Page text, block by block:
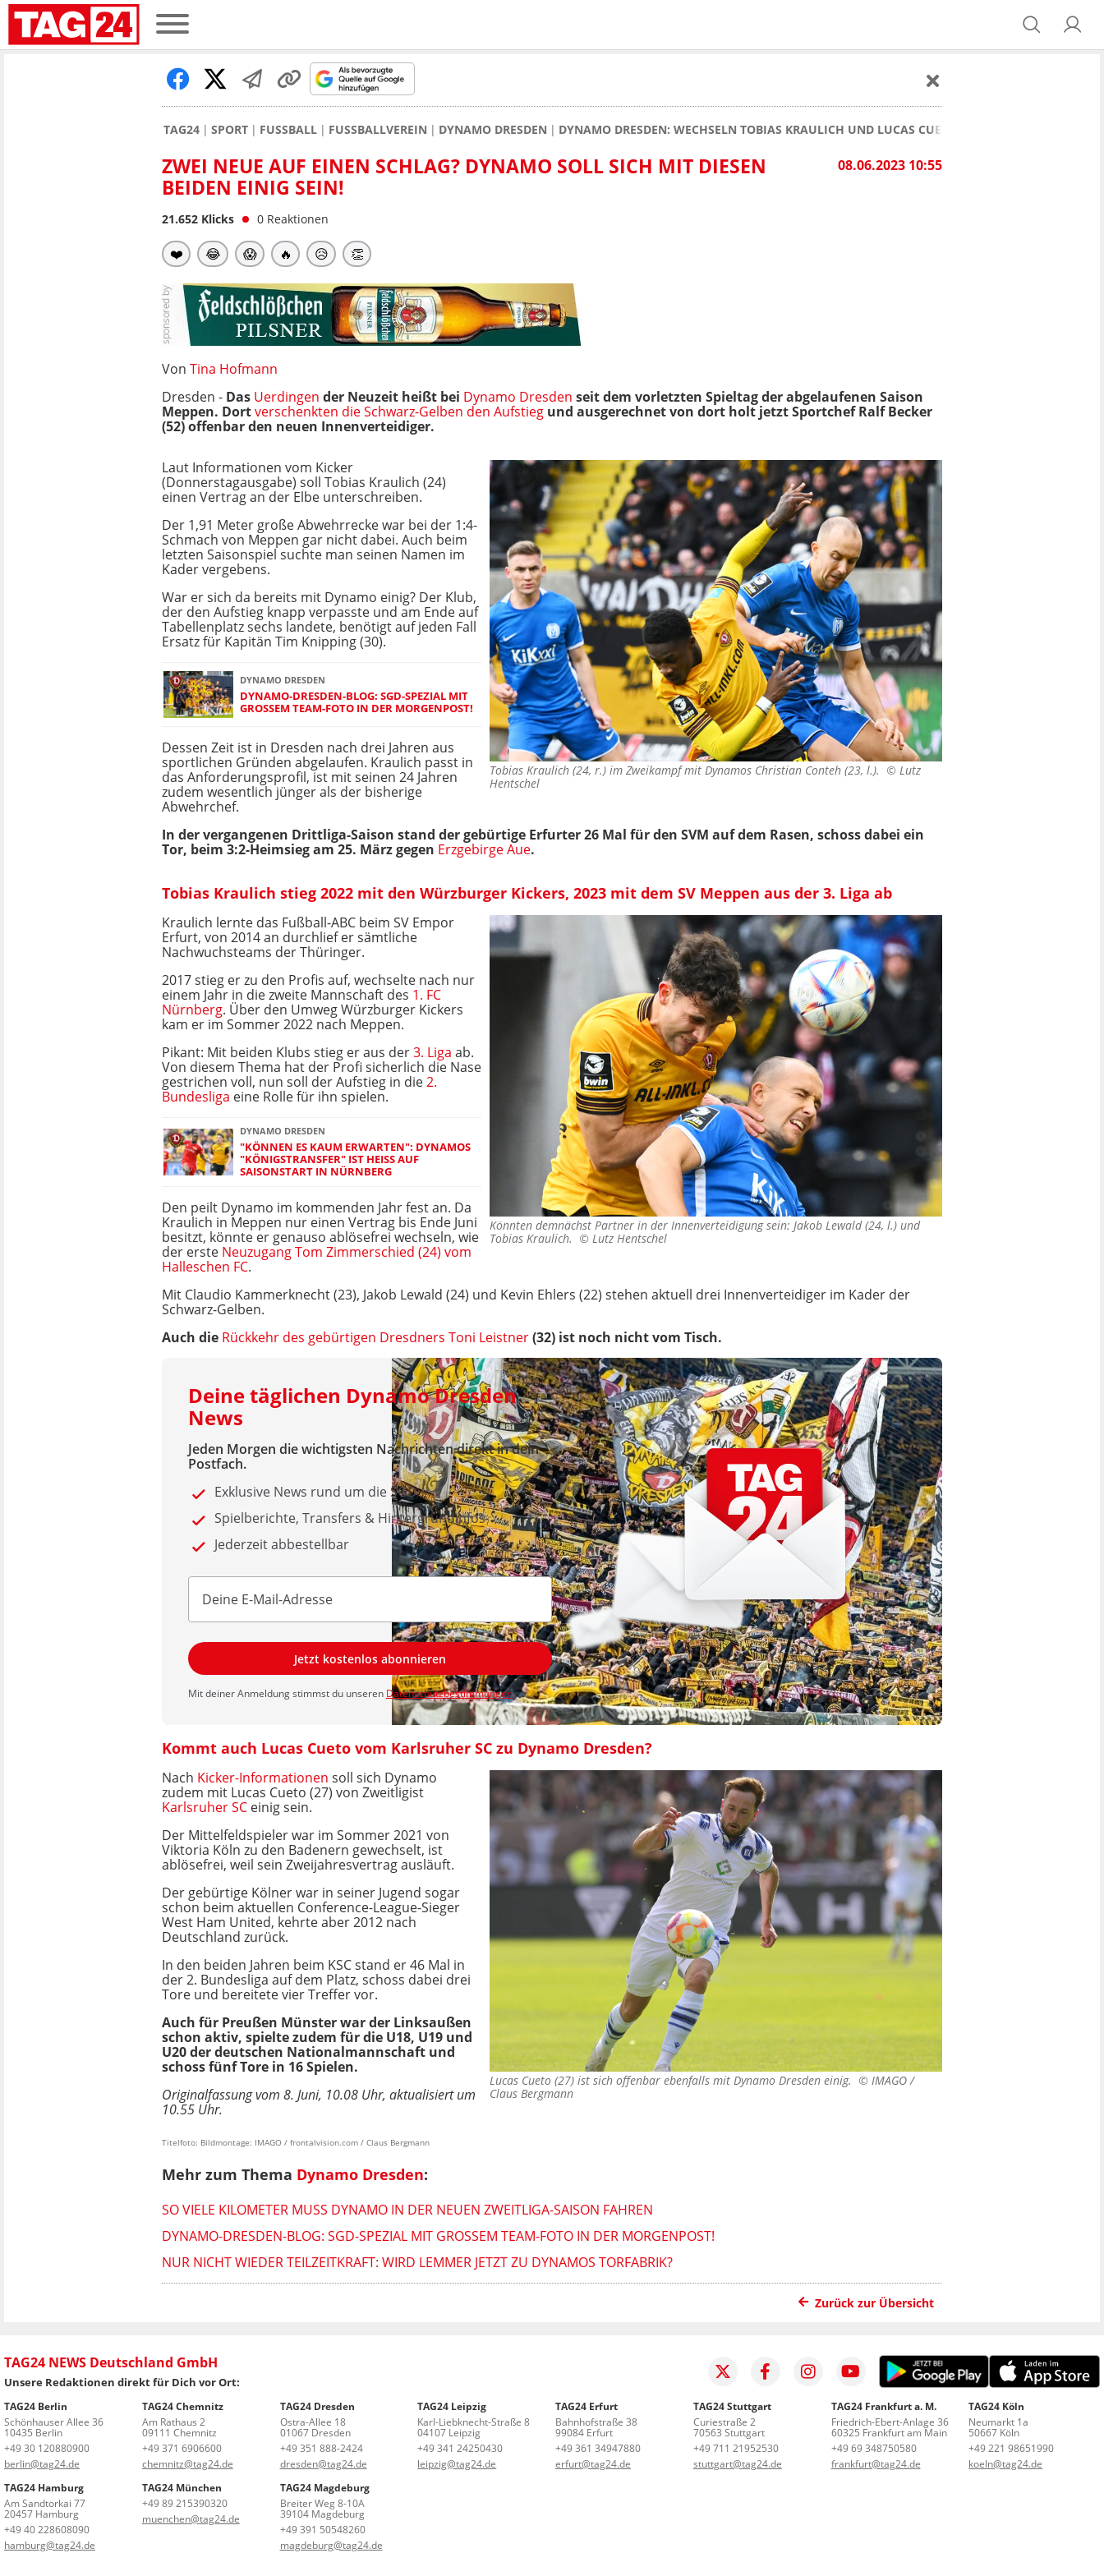
TAG24 SPORT FUSSBALL FUSSBALLVEREIN DYNAMO DRESDEN DYNAMO DRESDEN: WECHSELN TOBIAS KRAULICH UND LUCAS CUETO AN DIE ELBE?
08.06.2023 10:55
ZWEI NEUE AUF EINEN SCHLAG? DYNAMO SOLL SICH MIT DIESEN
BEIDEN EINIG SEIN!
21.652 Klicks 0 Reaktionen
❤️ 😂 😱 🔥 😥 👏
Von Tina Hofmann
Dresden - Das Uerdingen der Neuzeit heißt bei Dynamo Dresden seit dem vorletzten Spieltag der abgelaufenen Saison
Meppen. Dortverschenkten die Schwarz-Gelben den Aufstieg und ausgerechnet von dort holt jetzt Sportchef Ralf Becker
(52) offenbar den neuen Innenverteidiger.
Tobias Kraulich (24, r.) im Zweikampf mit Dynamos Christian Conteh (23, l.). © Lutz
Hentschel
Laut Informationen vom Kicker
(Donnerstagausgabe) soll Tobias Kraulich (24)
einen Vertrag an der Elbe unterschreiben.
Der 1,91 Meter große Abwehrrecke war bei der 1:4-
Schmach von Meppen gar nicht dabei. Auch beim
letzten Saisonspiel suchte man seinen Namen im
Kader vergebens.
War er sich da bereits mit Dynamo einig? Der Klub,
der den Aufstieg knapp verpasste und am Ende auf
Tabellenplatz sechs landete, benötigt auf jeden Fall
Ersatz für Kapitän Tim Knipping (30).
DYNAMO DRESDEN
DYNAMO-DRESDEN-BLOG: SGD-SPEZIAL MIT
GROSSEM TEAM-FOTO IN DER MORGENPOST!
Dessen Zeit ist in Dresden nach drei Jahren aus
sportlichen Gründen abgelaufen. Kraulich passt in
das Anforderungsprofil, ist mit seinen 24 Jahren
zudem wesentlich jünger als der bisherige
Abwehrchef.
In der vergangenen Drittliga-Saison stand der gebürtige Erfurter 26 Mal für den SVM auf dem Rasen, schoss dabei ein
Tor, beim 3:2-Heimsieg am 25. März gegen Erzgebirge Aue.
Tobias Kraulich stieg 2022 mit den Würzburger Kickers, 2023 mit dem SV Meppen aus der 3. Liga ab
Könnten demnächst Partner in der Innenverteidigung sein: Jakob Lewald (24, l.) und
Tobias Kraulich. © Lutz Hentschel
Kraulich lernte das Fußball-ABC beim SV Empor
Erfurt, von 2014 an durchlief er sämtliche
Nachwuchsteams der Thüringer.
2017 stieg er zu den Profis auf, wechselte nach nur
einem Jahr in die zweite Mannschaft des 1. FC
Nürnberg. Über den Umweg Würzburger Kickers
kam er im Sommer 2022 nach Meppen.
Pikant: Mit beiden Klubs stieg er aus der3. Liga ab.
Von diesem Thema hat der Profi sicherlich die Nase
gestrichen voll, nun soll der Aufstieg in die2.
Bundesliga eine Rolle für ihn spielen.
DYNAMO DRESDEN
"KÖNNEN ES KAUM ERWARTEN": DYNAMOS
"KÖNIGSTRANSFER" IST HEISS AUF S
AISONSTART IN NÜRNBERG
Den peilt Dynamo im kommenden Jahr fest an. Da
Kraulich in Meppen nur einen Vertrag bis Ende Juni
besitzt, könnte er genauso ablösefrei wechseln, wie
der erste Neuzugang Tom Zimmerschied (24) vom
Halleschen FC.
Mit Claudio Kammerknecht (23), Jakob Lewald (24) und Kevin Ehlers (22) stehen aktuell drei Innenverteidiger im Kader der
Schwarz-Gelben.
Auch die Rückkehr des gebürtigen Dresdners Toni Leistner(32) ist noch nicht vom Tisch.
Deine täglichen Dynamo Dresden
News
Jeden Morgen die wichtigsten Nachrichten direkt in dein
Postfach.
Exklusive News rund um die SGD
Spielberichte, Transfers & Hintergrundinfos
Jederzeit abbestellbar
Jetzt kostenlos abonnieren
Mit deiner Anmeldung stimmst du unseren Datenschutzbestimmungenzu.
Kommt auch Lucas Cueto vom Karlsruher SC zu Dynamo Dresden?
Lucas Cueto (27) ist sich offenbar ebenfalls mit Dynamo Dresden einig. © IMAGO /
Claus Bergmann
Nach Kicker-Informationen soll sich Dynamo
zudem mit Lucas Cueto (27) von Zweitligist
Karlsruher SC einig sein.
Der Mittelfeldspieler war im Sommer 2021 von
Viktoria Köln zu den Badenern gewechselt, ist
ablösefrei, weil sein Zweijahresvertrag ausläuft.
Der gebürtige Kölner war in seiner Jugend sogar
schon beim aktuellen Conference-League-Sieger
West Ham United, kehrte aber 2012 nach
Deutschland zurück.
In den beiden Jahren beim KSC stand er 46 Mal in
der 2. Bundesliga auf dem Platz, schoss dabei drei
Tore und bereitete vier Treffer vor.
Auch für Preußen Münster war der Linksaußen
schon aktiv, spielte zudem für die U18, U19 und
U20 der deutschen Nationalmannschaft und
schoss fünf Tore in 16 Spielen.
Originalfassung vom 8. Juni, 10.08 Uhr, aktualisiert um
10.55 Uhr.
Titelfoto: Bildmontage: IMAGO / frontalvision.com / Claus Bergmann
Mehr zum Thema Dynamo Dresden:
SO VIELE KILOMETER MUSS DYNAMO IN DER NEUEN ZWEITLIGA-SAISON FAHREN
DYNAMO-DRESDEN-BLOG: SGD-SPEZIAL MIT GROSSEM TEAM-FOTO IN DER MORGENPOST!
NUR NICHT WIEDER TEILZEITKRAFT: WIRD LEMMER JETZT ZU DYNAMOS TORFABRIK?
Zurück zur Übersicht
TAG24 NEWS Deutschland GmbH
Unsere Redaktionen direkt für Dich vor Ort:
TAG24 Berlin
Schönhauser Allee 36
10435 Berlin
+49 30 120880900
berlin@tag24.de
TAG24 Chemnitz
Am Rathaus 2
09111 Chemnitz
+49 371 6906600
chemnitz@tag24.de
TAG24 Dresden
Ostra-Allee 18
01067 Dresden
+49 351 888-2424
dresden@tag24.de
TAG24 Leipzig
Karl-Liebknecht-Straße 8
04107 Leipzig
+49 341 24250430
leipzig@tag24.de
TAG24 Erfurt
Bahnhofstraße 38
99084 Erfurt
+49 361 34947880
erfurt@tag24.de
TAG24 Stuttgart
Curiestraße 2
70563 Stuttgart
+49 711 21952530
stuttgart@tag24.de
TAG24 Frankfurt a. M.
Friedrich-Ebert-Anlage 36
60325 Frankfurt am Main
+49 69 348750580
frankfurt@tag24.de
TAG24 Köln
Neumarkt 1a
50667 Köln
+49 221 98651990
koeln@tag24.de
TAG24 Hamburg
Am Sandtorkai 77
20457 Hamburg
+49 40 228608090
hamburg@tag24.de
TAG24 München
+49 89 215390320
muenchen@tag24.de
TAG24 Magdeburg
Breiter Weg 8-10A
39104 Magdeburg
+49 391 50548260
magdeburg@tag24.de